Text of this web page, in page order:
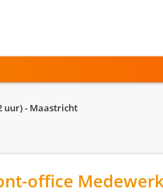
uur) - Maastricht
office